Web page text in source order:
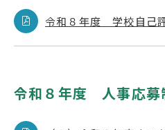
地域の皆様へ
教育関係者の方へ
アクセス
令和８年度 学校自己
令和８年度 人事応募